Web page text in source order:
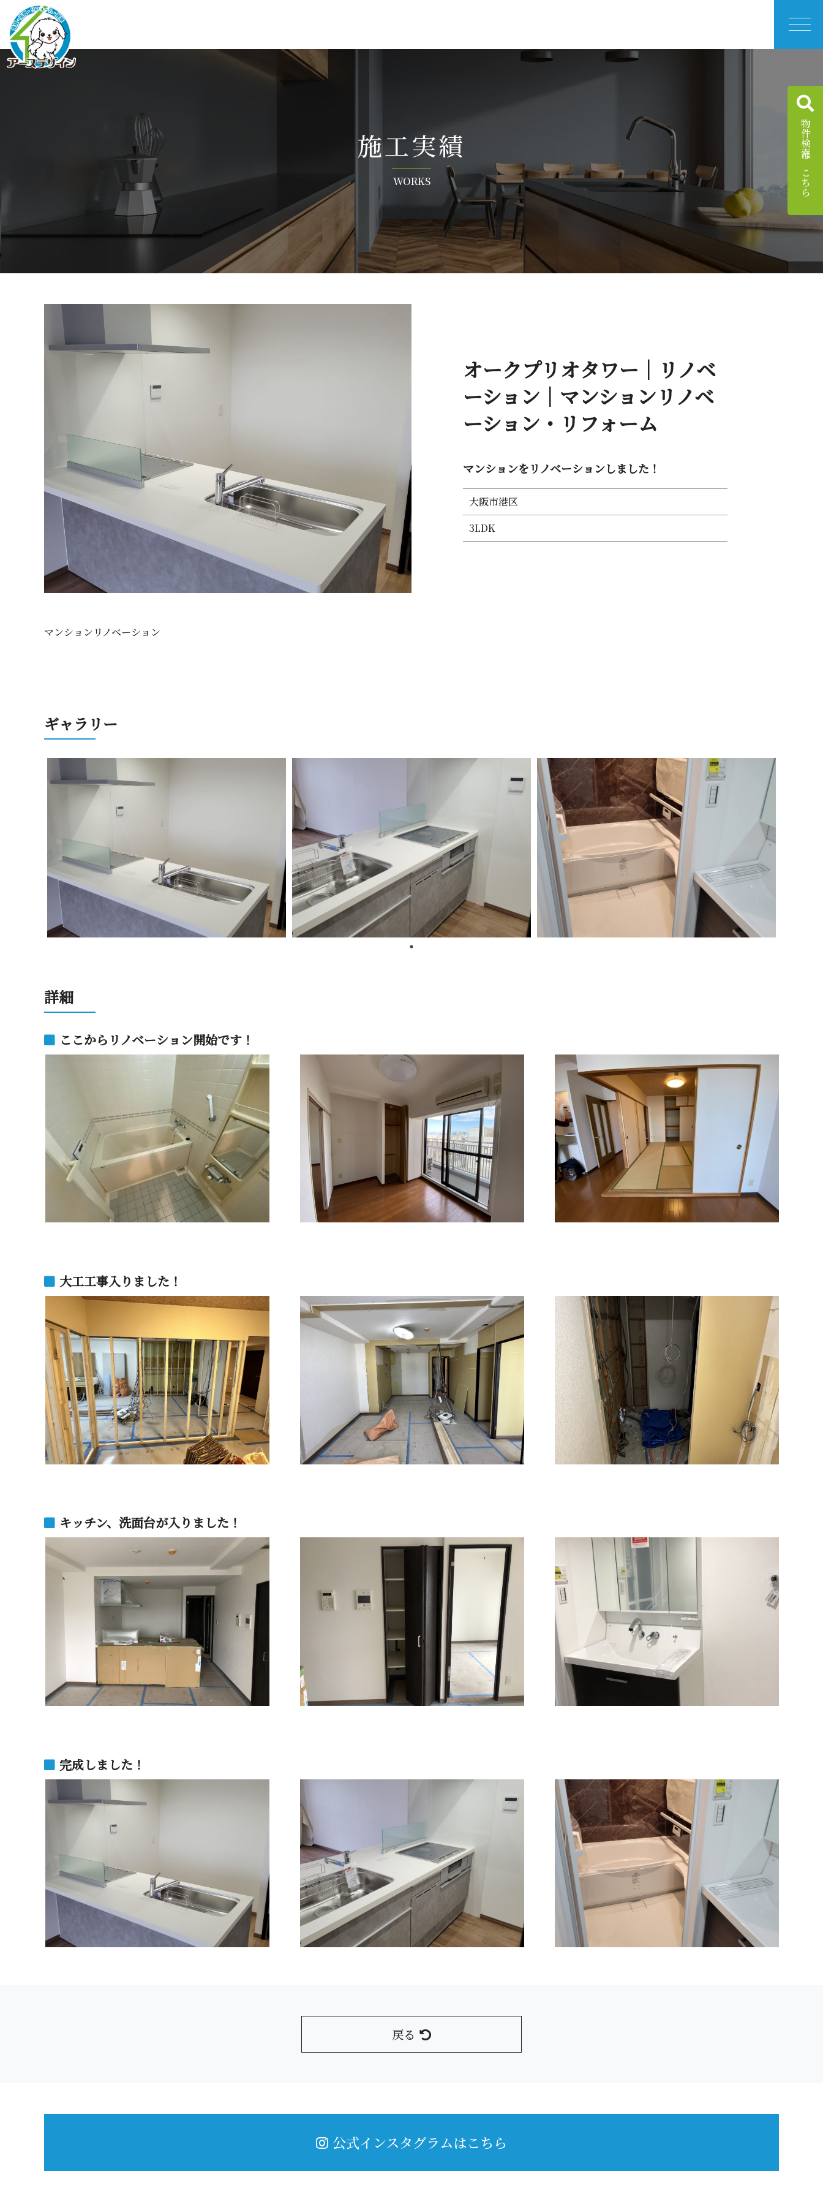
施 工 実 績
W O R K S
オークプリオタワー｜リノベ
ーション｜マンションリノベ
ーション・リ フ ォ ー ム
マンションをリノベーションし ま し た ！
大阪市港区
3LDK
マンションリノベ ー シ ョ ン
ギ ャ ラ リ ー
詳 細
ここからリノベーション開始です！
大工工事入りました！
キッチン、洗面台が入りました！
完成しました！
戻る
物件検索はこちら
公式インスタグラムはこちら